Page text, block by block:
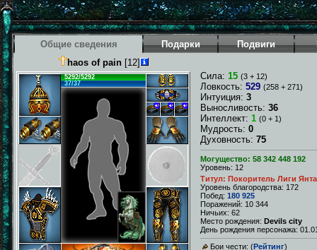
Общие сведения Подарки Подвиги
haos of pain[12]
5292/5292
37/37
Сила: 15 (3 + 12)
Ловкость: 529 (258 + 271)
Интуиция: 3
Выносливость: 36
Интеллект: 1 (0 + 1)
Мудрость: 0
Духовность: 75
Могущество: 58 342 448 192
Уровень: 12
Титул: Покоритель Лиги
Уровень благородства: 172
Побед: 180 925
Поражений: 10 344
Ничьих: 62
Место рождения: Devils city
День рождения персонажа:
Бои чести: (Рейтинг)